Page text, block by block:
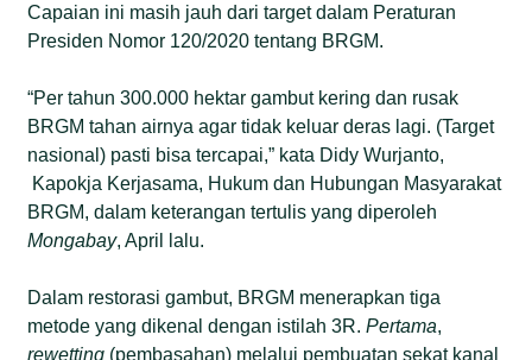
Capaian ini masih jauh dari target dalam Peraturan
Presiden Nomor 120/2020 tentang BRGM.
“Per tahun 300.000 hektar gambut kering dan rusak
BRGM tahan airnya agar tidak keluar deras lagi. (Target
nasional) pasti bisa tercapai,” kata Didy Wurjanto,
Kapokja Kerjasama, Hukum dan Hubungan Masyarakat
BRGM, dalam keterangan tertulis yang diperoleh
Mongabay, April lalu.
Dalam restorasi gambut, BRGM menerapkan tiga
metode yang dikenal dengan istilah 3R.Pertama,
rewetting (pembasahan) melalui pembuatan sekat kanal